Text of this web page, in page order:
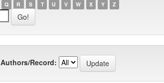
Q R S T U V W X Y Z
Authors/Record: